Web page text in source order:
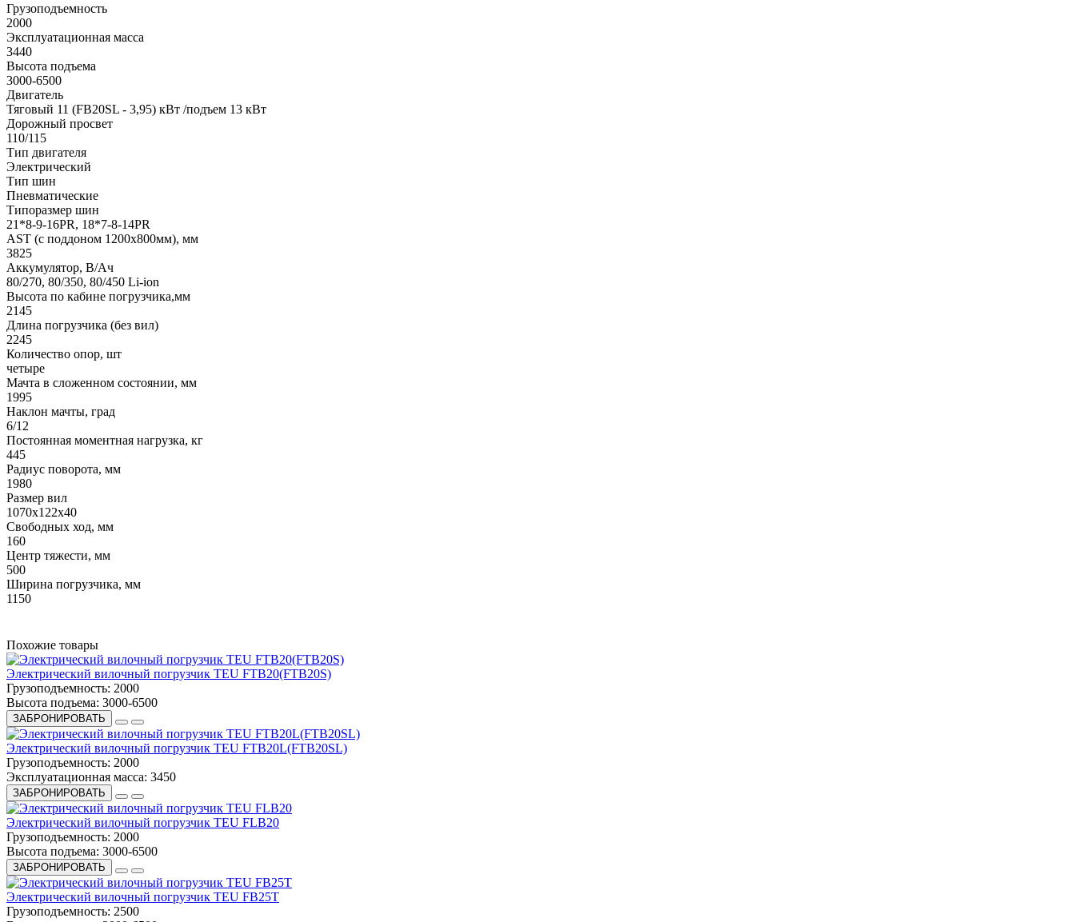
Грузоподъемность
2000
Эксплуатационная масса
3440
Высота подъема
3000-6500
Двигатель
Тяговый 11 (FB20SL - 3,95) кВт /подъем 13 кВт
Дорожный просвет
110/115
Тип двигателя
Электрический
Тип шин
Пневматические
Типоразмер шин
21*8-9-16PR, 18*7-8-14PR
AST (с поддоном 1200х800мм), мм
3825
Аккумулятор, В/Ач
80/270, 80/350, 80/450 Li-ion
Высота по кабине погрузчика,мм
2145
Длина погрузчика (без вил)
2245
Количество опор, шт
четыре
Мачта в сложенном состоянии, мм
1995
Наклон мачты, град
6/12
Постоянная моментная нагрузка, кг
445
Радиус поворота, мм
1980
Размер вил
1070x122x40
Свободных ход, мм
160
Центр тяжести, мм
500
Ширина погрузчика, мм
1150
Похожие товары
Электрический вилочный погрузчик TEU FTB20(FTB20S)
Грузоподъемность: 2000
Высота подъема: 3000-6500
ЗАБРОНИРОВАТЬ
Электрический вилочный погрузчик TEU FTB20L(FTB20SL)
Грузоподъемность: 2000
Эксплуатационная масса: 3450
ЗАБРОНИРОВАТЬ
Электрический вилочный погрузчик TEU FLB20
Грузоподъемность: 2000
Высота подъема: 3000-6500
ЗАБРОНИРОВАТЬ
Электрический вилочный погрузчик TEU FB25T
Грузоподъемность: 2500